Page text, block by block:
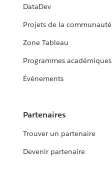
DataDev
Projets de la communauté
Zone Tableau
Programmes académiques
Événements
Partenaires
Trouver un partenaire
Devenir partenaire